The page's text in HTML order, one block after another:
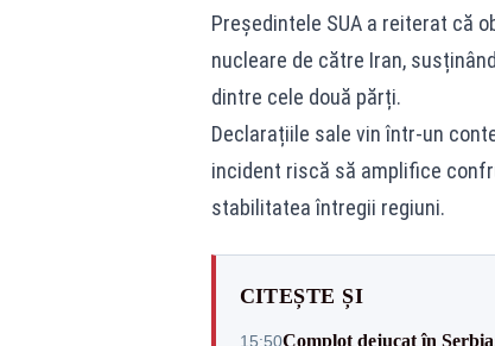
Președintele SUA a reiterat că
nucleare de către Iran,
dintre cele două părți.
Declarațiile sale vin într-un
incident riscă să amplifice
stabilitatea întregii regiuni.
CITEȘTE ȘI
15:50Complot dejucat în